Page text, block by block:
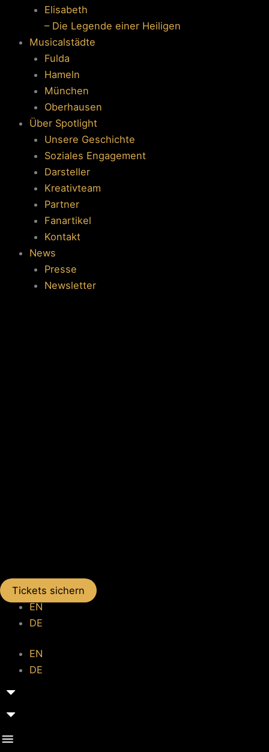
Elisabeth
– Die Legende einer Heiligen
Musicalstädte
Fulda
Hameln
München
Oberhausen
Über Spotlight
Unsere Geschichte
Soziales Engagement
Darsteller
Kreativteam
Partner
Fanartikel
Kontakt
News
Presse
Newsletter
Tickets sichern
EN
DE
EN
DE